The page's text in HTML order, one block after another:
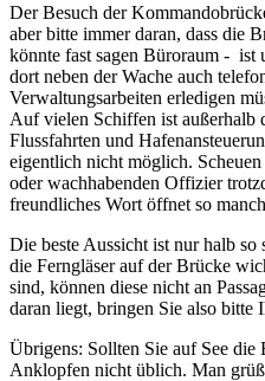
Der Besuch der
aber bitte immer daran, dass die
könnte fast sagen Büroraum -
dort neben der Wache auch
Verwaltungsarbeiten erledigen
Auf vielen Schiffen ist außerhalb
Flussfahrten und
eigentlich nicht möglich.
oder wachhabenden Offizier
freundliches Wort öffnet so
Die beste Aussicht ist nur halb so
die Ferngläser auf der Brücke
sind, können diese nicht an
daran liegt, bringen Sie also bitte
Übrigens: Sollten Sie auf See die
Anklopfen nicht üblich. Man